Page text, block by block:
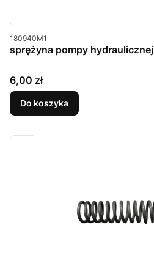
Kod produktu
180940M1
sprężyna pompy hydraulicznej
Cena
6,00 zł
Do koszyka